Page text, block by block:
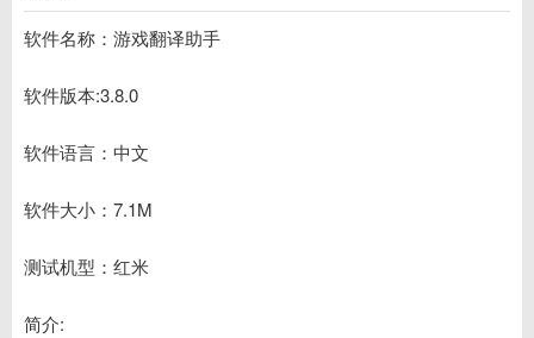
软件名称：游戏翻译助手
软件版本:3.8.0
软件语言：中文
软件大小：7.1M
测试机型：红米
简介: